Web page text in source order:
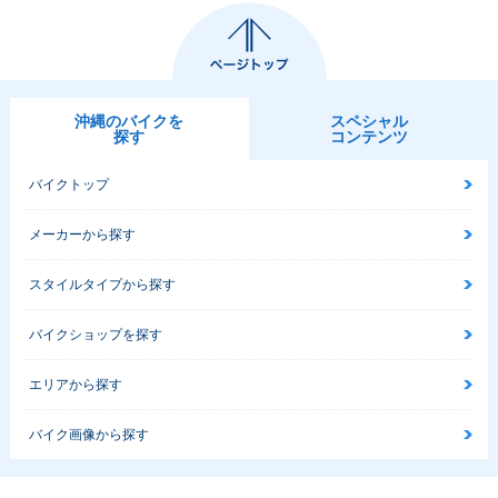
沖縄のバイクを
探す
スペシャル
コンテンツ
バイクトップ
メーカーから探す
スタイルタイプから探す
バイクショップを探す
エリアから探す
バイク画像から探す